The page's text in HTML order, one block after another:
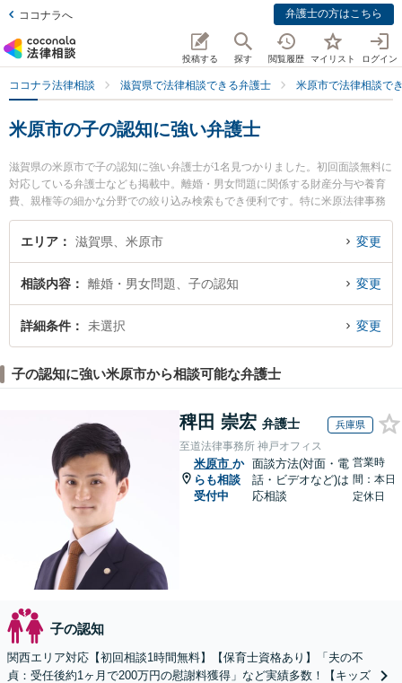
ココナラへ 弁護士の方はこちら
投稿する 探す 閲覧履歴 マイリスト ログイン
ココナラ法律相談 滋賀県で法律相談できる弁護士 米原市で法律相談で
米原市の子の認知に強い弁護士
滋賀県の米原市で子の認知に強い弁護士が1名見つかりました。初回面談無料に
対応している弁護士なども掲載中。離婚・男女問題に関係する財産分与や養育
費、親権等の細かな分野での絞り込み検索もでき便利です。特に米原法律事務
所の山下 裕也弁護士のプロフィール情報や弁護士費用、強みなどが注目されて
います。『米原市で土日や夜間に発生した子の認知のトラブルを今すぐに弁護
士に相談したい』『子の認知のトラブル解決の実績豊富な近くの弁護士を検索
予約したい』などでお困りの相談者さんにおすすめです。
エリア 滋賀県、米原市 変更
相談内容 離婚・男女問題、子の認知 変更
詳細条件 未選択 変更
子の認知に強い米原市から相談可能な弁護士
稗田 崇宏 弁護士 兵庫県
至道法律事務所 神戸オフィス
米原市 か
らも相談
受付中
面談方法(対面・電
話・ビデオなど)は
応相談
営業時
間：本日
定休日
子の認知
関西エリア対応【初回相談1時間無料】【保育士資格あり】「夫の不
貞：受任後約1ヶ月で200万円の慰謝料獲得」など実績多数！【キッズ